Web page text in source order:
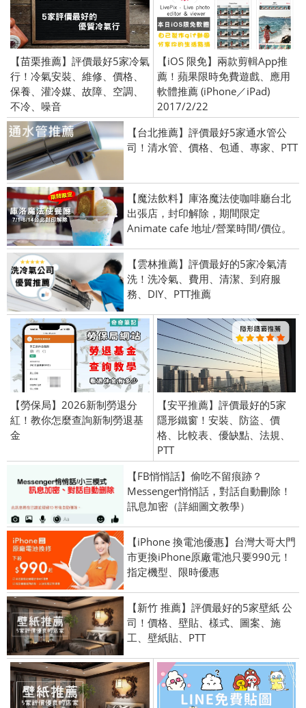
【苗栗推薦】評價最好5家冷氣
行！冷氣安裝、維修、價格、
保養、灌冷媒、故障、空調、
不冷、噪音
【iOS 限免】兩款剪輯App推
薦！蘋果限時免費遊戲、應用
軟體推薦 (iPhone／iPad)
2017/2/22
【台北推薦】評價最好5家通水管公
司！清水管、價格、包通、專家、PTT
【魔法飲料】庫洛魔法使咖啡廳台北
出張店，封印解除，期間限定
Animate cafe 地址/營業時間/價位。
【雲林推薦】評價最好的5家冷氣清
洗！洗冷氣、費用、清潔、到府服
務、DIY、PTT推薦
【勞保局】2026新制勞退分
紅！教你怎麼查詢新制勞退基
金
【安平推薦】評價最好的5家
隱形鐵窗！安裝、防盜、價
格、比較表、優缺點、法規、
PTT
【FB悄悄話】偷吃不留痕跡？
Messenger悄悄話，對話自動刪除！
訊息加密（詳細圖文教學）
【iPhone 換電池優惠】台灣大哥大門
市更換iPhone原廠電池只要990元！
指定機型、限時優惠
【新竹 推薦】評價最好的5家壁紙 公
司！價格、壁貼、樣式、圖案、施
工、壁紙貼、PTT